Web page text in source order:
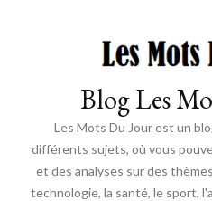
Blog Les
Les Mots Du Jour est un
différents sujets, où vous
et des analyses sur des
technologie, la santé, le sport,